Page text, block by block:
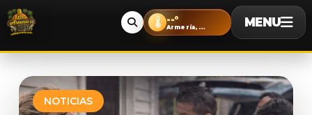
🌡️ --°
Armería, Colima MENU
NOTICIAS